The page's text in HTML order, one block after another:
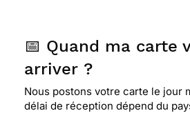
📅 Quand ma carte
arriver ?
Nous postons votre carte le jour
délai de réception dépend du